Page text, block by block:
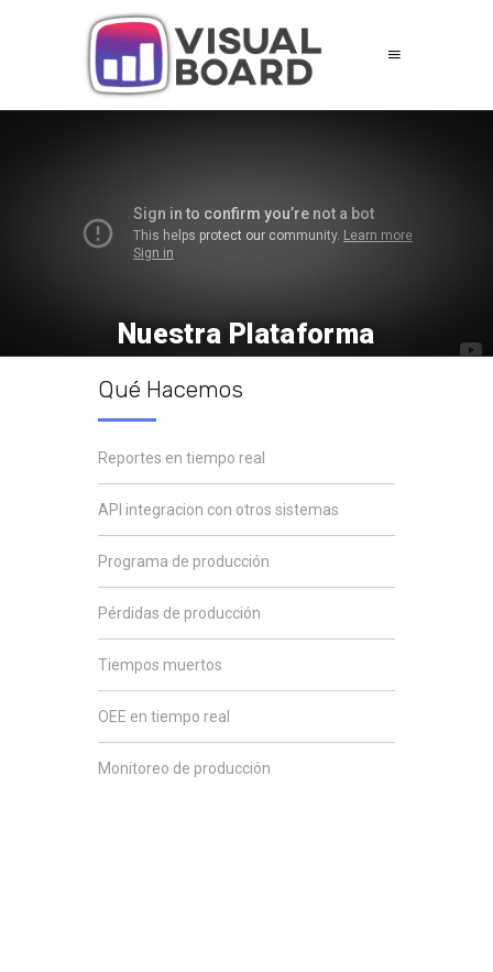
Nuestra Plataforma
Qué Hacemos
Reportes en tiempo real
API integracion con otros sistemas
Programa de producción
Pérdidas de producción
Tiempos muertos
OEE en tiempo real
Monitoreo de producción